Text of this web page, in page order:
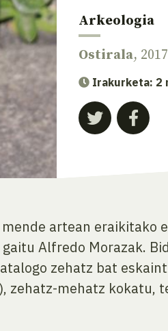
Arkeologia
Ostirala,
Irakurketa: 2
artean eraikitako
Alfredo Morazak.
zehatz bat
zehatz-mehatz